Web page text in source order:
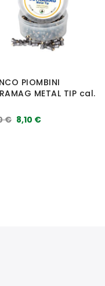
PIOMBINI
METAL TIP cal.
8,10 €
€